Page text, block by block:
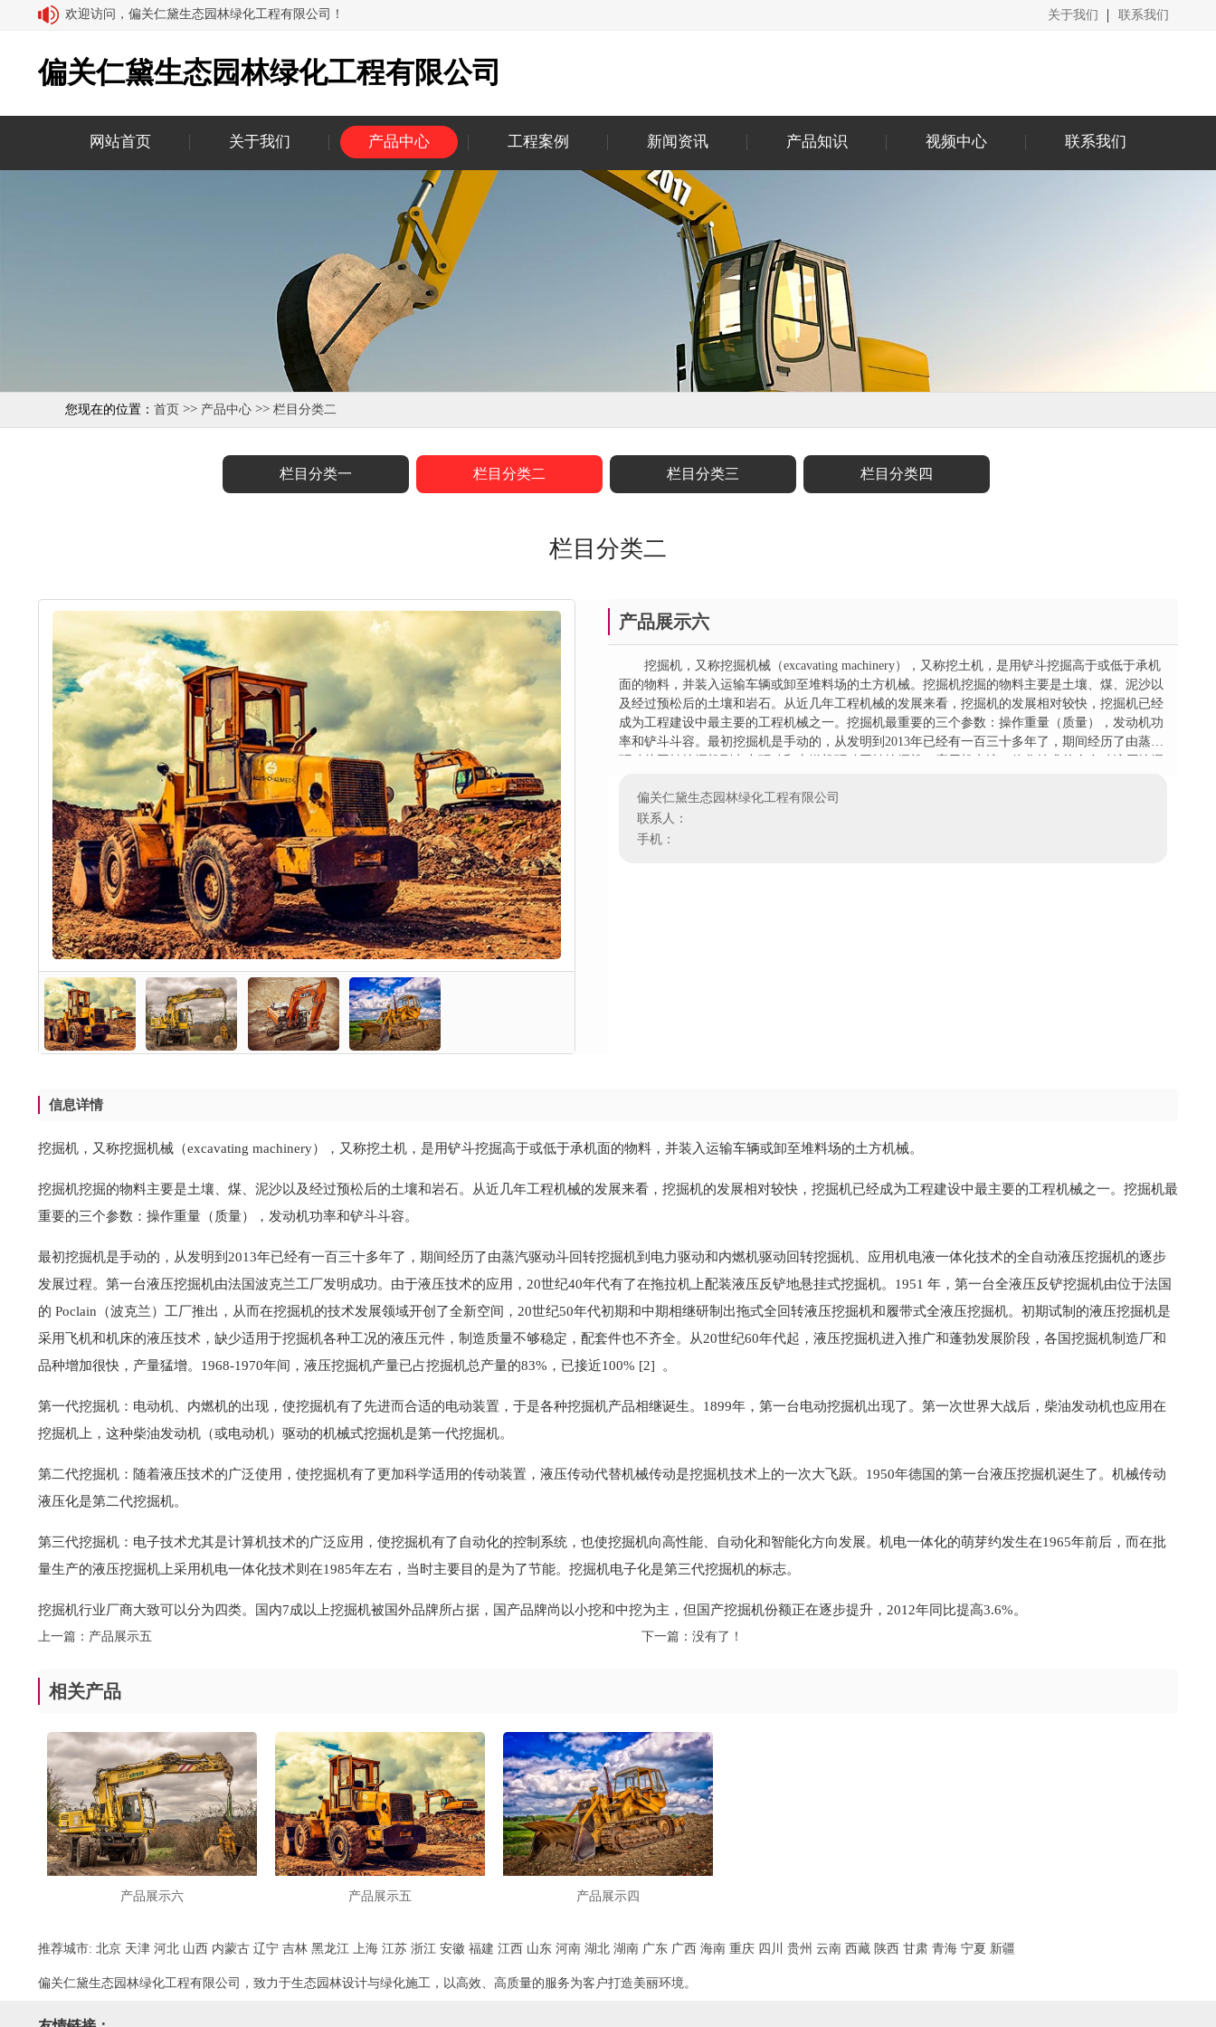
欢迎访问，偏关仁黛生态园林绿化工程有限公司！ 关于我们 联系我们
偏关仁黛生态园林绿化工程有限公司
网站首页 关于我们 产品中心 工程案例 新闻资讯 产品知识 视频中心 联系我们
您现在的位置： 首页 >> 产品中心 >> 栏目分类二
栏目分类一 栏目分类二 栏目分类三 栏目分类四
栏目分类二
产品展示六
挖掘机，又称挖掘机械（excavating machinery），又称挖土机，是用铲斗挖掘高于或低于承机
面的物料，并装入运输车辆或卸至堆料场的土方机械。挖掘机挖掘的物料主要是土壤、煤、泥沙以
及经过预松后的土壤和岩石。从近几年工程机械的发展来看，挖掘机的发展相对较快，挖掘机已经
成为工程建设中最主要的工程机械之一。挖掘机最重要的三个参数：操作重量（质量），发动机功
率和铲斗斗容。最初挖掘机是手动的，从发明到2013年已经有一百三十多年了，期间经历了由蒸汽
偏关仁黛生态园林绿化工程有限公司
联系人：
手机：
信息详情
挖掘机，又称挖掘机械（excavating machinery），又称挖土机，是用铲斗挖掘高于或低于承机面的物料，并装入运输车辆或卸至堆料场的土方机械。
挖掘机挖掘的物料主要是土壤、煤、泥沙以及经过预松后的土壤和岩石。从近几年工程机械的发展来看，挖掘机的发展相对较快，挖掘机已经成为工程建设中最主要的工程机械之一。挖掘机最
重要的三个参数：操作重量（质量），发动机功率和铲斗斗容。
最初挖掘机是手动的，从发明到2013年已经有一百三十多年了，期间经历了由蒸汽驱动斗回转挖掘机到电力驱动和内燃机驱动回转挖掘机、应用机电液一体化技术的全自动液压挖掘机的逐步
发展过程。第一台液压挖掘机由法国波克兰工厂发明成功。由于液压技术的应用，20世纪40年代有了在拖拉机上配装液压反铲地悬挂式挖掘机。1951 年，第一台全液压反铲挖掘机由位于法国
的 Poclain（波克兰）工厂推出，从而在挖掘机的技术发展领域开创了全新空间，20世纪50年代初期和中期相继研制出拖式全回转液压挖掘机和履带式全液压挖掘机。初期试制的液压挖掘机是
采用飞机和机床的液压技术，缺少适用于挖掘机各种工况的液压元件，制造质量不够稳定，配套件也不齐全。从20世纪60年代起，液压挖掘机进入推广和蓬勃发展阶段，各国挖掘机制造厂和
品种增加很快，产量猛增。1968-1970年间，液压挖掘机产量已占挖掘机总产量的83%，已接近100% [2] 。
第一代挖掘机：电动机、内燃机的出现，使挖掘机有了先进而合适的电动装置，于是各种挖掘机产品相继诞生。1899年，第一台电动挖掘机出现了。第一次世界大战后，柴油发动机也应用在
挖掘机上，这种柴油发动机（或电动机）驱动的机械式挖掘机是第一代挖掘机。
第二代挖掘机：随着液压技术的广泛使用，使挖掘机有了更加科学适用的传动装置，液压传动代替机械传动是挖掘机技术上的一次大飞跃。1950年德国的第一台液压挖掘机诞生了。机械传动
液压化是第二代挖掘机。
第三代挖掘机：电子技术尤其是计算机技术的广泛应用，使挖掘机有了自动化的控制系统，也使挖掘机向高性能、自动化和智能化方向发展。机电一体化的萌芽约发生在1965年前后，而在批
量生产的液压挖掘机上采用机电一体化技术则在1985年左右，当时主要目的是为了节能。挖掘机电子化是第三代挖掘机的标志。
挖掘机行业厂商大致可以分为四类。国内7成以上挖掘机被国外品牌所占据，国产品牌尚以小挖和中挖为主，但国产挖掘机份额正在逐步提升，2012年同比提高3.6%。
上一篇： 产品展示五 下一篇：没有了！
相关产品
产品展示六 产品展示五 产品展示四
推荐城市: 北京 天津 河北 山西 内蒙古 辽宁 吉林 黑龙江 上海 江苏 浙江 安徽 福建 江西 山东 河南 湖北 湖南 广东 广西 海南 重庆 四川 贵州 云南 西藏 陕西 甘肃 青海 宁夏 新疆
偏关仁黛生态园林绿化工程有限公司，致力于生态园林设计与绿化施工，以高效、高质量的服务为客户打造美丽环境。